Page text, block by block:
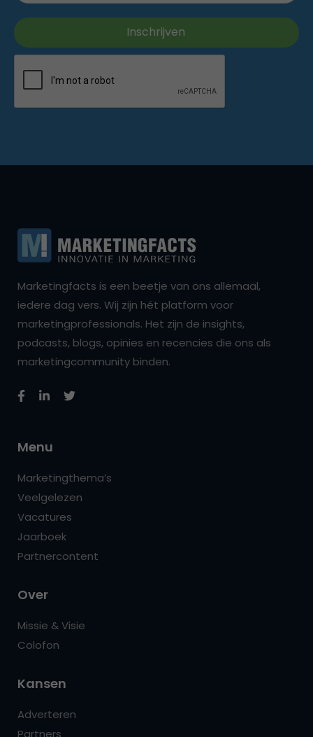
Marketingfacts is een beetje van ons allemaal,
iedere dag vers. Wij zijn hét platform voor
marketingprofessionals. Het zijn de insights,
podcasts, blogs, opinies en recencies die ons als
marketingcommunity binden.
Menu
Marketingthema’s
Veelgelezen
Vacatures
Jaarboek
Partnercontent
Over
Missie & Visie
Colofon
Kansen
Adverteren
Partners